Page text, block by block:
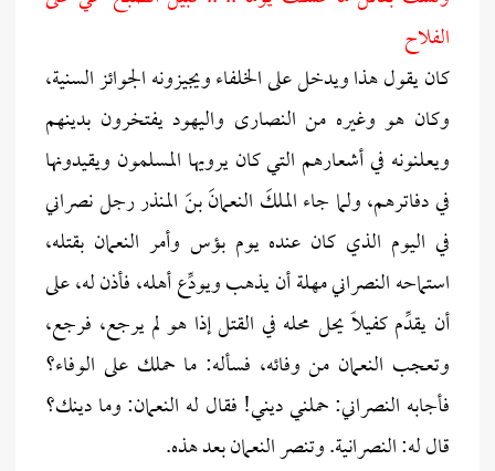
الفلاح
كان يقول هذا ويدخل على الخلفاء ويجيزونه الجوائز السنية،
وكان هو وغيره من النصارى واليهود يفتخرون بدينهم
ويعلنونه في أشعارهم التي كان يرويها المسلمون ويقيدونها
في دفاترهم، ولما جاء الملكَ النعمانَ بنَ المنذر رجل نصراني
في اليوم الذي كان عنده يوم بؤس وأمر النعمان بقتله،
استماحه النصراني مهلة أن يذهب ويودِّع أهله، فأذن له، على
أن يقدِّم كفيلًا يحل محله في القتل إذا هو لم يرجع، فرجع،
وتعجب النعمان من وفائه، فسأله: ما حملك على الوفاء؟
فأجابه النصراني: حملني ديني! فقال له النعمان: وما دينك؟
قال له: النصرانية. وتنصر النعمان بعد هذه.